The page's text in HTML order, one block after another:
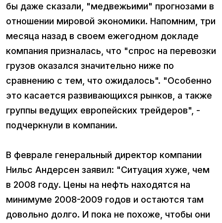
бы даже сказали, "медвежьими" прогнозами в
отношении мировой экономики. Напомним, три
месяца назад в своем ежегодном докладе
компания призналась, что "спрос на перевозки
грузов оказался значительно ниже по
сравнению с тем, что ожидалось". "Особенно
это касается развивающихся рынков, а также
группы ведущих европейских трейдеров", -
подчеркнули в компании.
В феврале генеральный директор компании
Нильс Андерсен заявил: "Ситуация хуже, чем
в 2008 году. Цены на нефть находятся на
минимуме 2008-2009 годов и остаются там
довольно долго. И пока не похоже, чтобы они